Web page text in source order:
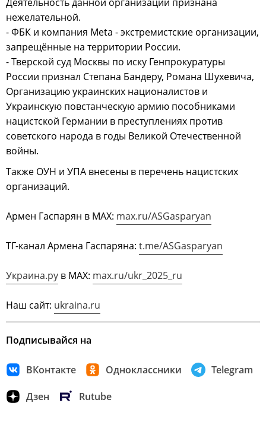
Деятельность данной организации признана
нежелательной.
- ФБК и компания Meta - экстремистские организации,
запрещённые на территории России.
- Тверской суд Москвы по иску Генпрокуратуры
России признал Степана Бандеру, Романа Шухевича,
Организацию украинских националистов и
Украинскую повстанческую армию пособниками
нацистской Германии в преступлениях против
советского народа в годы Великой Отечественной
войны.
Также ОУН и УПА внесены в перечень нацистских
организаций.
Армен Гаспарян в МАХ: max.ru/ASGasparyan
ТГ-канал Армена Гаспаряна: t.me/ASGasparyan
Украина.ру в МАХ: max.ru/ukr_2025_ru
Наш сайт: ukraina.ru
Подписывайся на
ВКонтакте Одноклассники Telegram
Дзен Rutube